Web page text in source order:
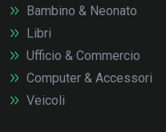
Bambino & Neonato
Libri
Ufficio & Commercio
Computer & Accessori
Veicoli